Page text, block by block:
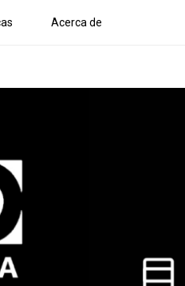
Acerca de